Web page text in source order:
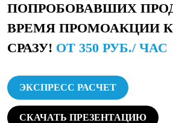
ПОПРОБОВАВШИХ
ВРЕМЯ ПРОМОАКЦИИ
СРАЗУ! ОТ 350 РУБ./ ЧАС
ЭКСПРЕСС РАСЧЕТ
СКАЧАТЬ ПРЕЗЕНТАЦИЮ